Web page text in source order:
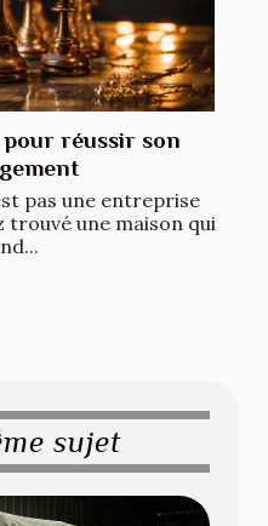
pour réussir son
pas une entreprise
trouvé une maison qui
sujet